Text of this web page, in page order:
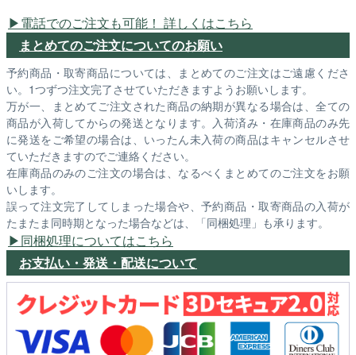
電話でのご注文も可能！ 詳しくはこちら
まとめてのご注文についてのお願い
予約商品・取寄商品については、まとめてのご注文はご遠慮くださ
い。1つずつ注文完了させていただきますようお願いします。
万が一、まとめてご注文された商品の納期が異なる場合は、全ての
商品が入荷してからの発送となります。入荷済み・在庫商品のみ先
に発送をご希望の場合は、いったん未入荷の商品はキャンセルさせ
ていただきますのでご連絡ください。
在庫商品のみのご注文の場合は、なるべくまとめてのご注文をお願
いします。
誤って注文完了してしまった場合や、予約商品・取寄商品の入荷が
たまたま同時期となった場合などは、「同梱処理」も承ります。
同梱処理についてはこちら
お支払い・発送・配送について